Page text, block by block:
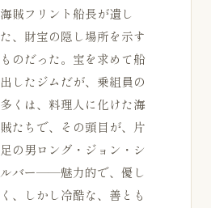
海賊フリント船長が遺し
た、財宝の隠し場所を示す
ものだった。宝を求めて船
出したジムだが、乗組員の
多くは、料理人に化けた海
賊たちで、その頭目が、片
足の男ロング・ジョン・シ
ルバー——魅力的で、優し
く、しかし冷酷な、善とも